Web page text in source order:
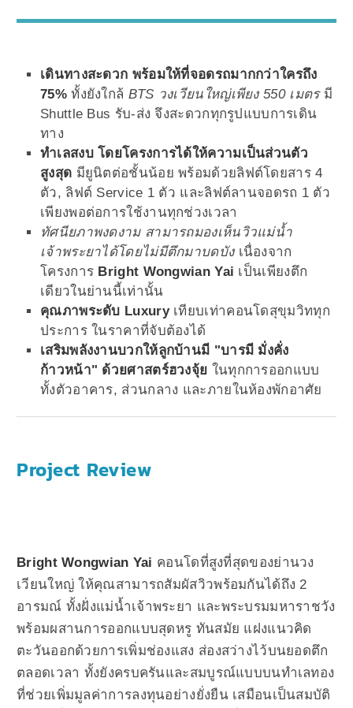
เดินทางสะดวก พร้อมให้ที่จอดรถมากกว่าใครถึง
75%ทั้งยังใกล้ BTS วงเวียนใหญ่เพียง 550 เมตรมี
Shuttle Bus รับ-ส่ง จึงสะดวกทุกรูปแบบการเดิน
ทาง
ทำเลสงบ โดยโครงการได้ให้ความเป็นส่วนตัว
สูงสุด มียูนิตต่อชั้นน้อย พร้อมด้วยลิฟต์โดยสาร 4
ตัว, ลิฟต์ Service 1 ตัว และลิฟต์ลานจอดรถ 1 ตัว
เพียงพอต่อการใช้งานทุกช่วงเวลา
ทัศนียภาพงดงาม สามารถมองเห็นวิวแม่น้ำ
เจ้าพระยาได้โดยไม่มีตึกมาบดบังเนื่องจาก
โครงการ Bright Wongwian Yai เป็นเพียงตึก
เดียวในย่านนี้เท่านั้น
คุณภาพระดับ Luxuryเทียบเท่าคอนโดสุขุมวิททุก
ประการ ในราคาที่จับต้องได้
เสริมพลังงานบวกให้ลูกบ้านมี "บารมี มั่งคั่ง
ก้าวหน้า" ด้วยศาสตร์ฮวงจุ้ย ในทุกการออกแบบ
ทั้งตัวอาคาร, ส่วนกลาง และภายในห้องพักอาศัย
Project Review
Bright Wongwian Yai คอนโดที่สูงที่สุดของย่านวง
เวียนใหญ่ ให้คุณสามารถสัมผัสวิวพร้อมกันได้ถึง 2
อารมณ์ ทั้งฝั่งแม่น้ำเจ้าพระยา และพระบรมมหาราชวัง
พร้อมผสานการออกแบบสุดหรู ทันสมัย แฝงแนวคิด
ตะวันออกด้วยการเพิ่มช่องแสง ส่องสว่างไว้บนยอดตึก
ตลอดเวลา ทั้งยังครบครันและสมบูรณ์แบบบนทำเลทอง
ที่ช่วยเพิ่มมูลค่าการลงทุนอย่างยั่งยืน เสมือนเป็นสมบัติ